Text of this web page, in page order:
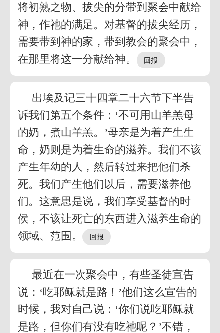
将初熟之物、拔尖的分带到聚会中献给
神，作祂的满足。对基督的拔尖经历，
需要带到神的家，带到教会的聚会中，
在那里将这一分献给神。
出埃及记三十四章二十六节下半告
诉我们第五个条件：‘不可用山羊羔母
的奶，煮山羊羔。’母亲是为着产生生
命，奶则是为着生命的滋养。我们不该
产生年幼的人，然后转过来把他们杀
死。我们产生他们以后，需要滋养他
们。这意思是说，我们享受基督的时
侯，不该让死亡的东西进入滋养生命的
领域、范围。
最近在一次聚会中，有些圣徒宣告
说：‘吃耶稣就是路！’他们这么宣告的
时候，我对自己说：‘你们说吃耶稣就
是路，但你们有没有吃祂呢？’不错，